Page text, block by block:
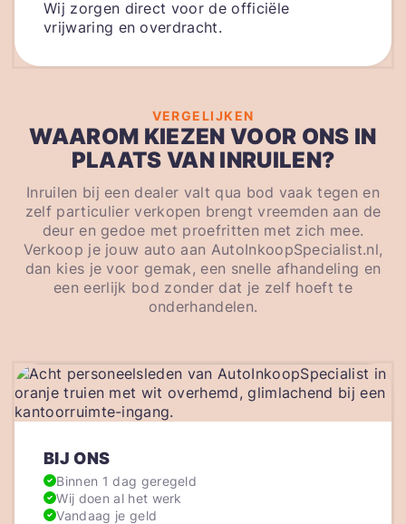
Wij zorgen direct voor de officiële
vrijwaring en overdracht.
VERGELIJKEN
WAAROM KIEZEN VOOR ONS IN
PLAATS VAN INRUILEN?
Inruilen bij een dealer valt qua bod vaak tegen en
zelf particulier verkopen brengt vreemden aan de
deur en gedoe met proefritten met zich mee.
Verkoop je jouw auto aan AutoInkoopSpecialist.nl,
dan kies je voor gemak, een snelle afhandeling en
een eerlijk bod zonder dat je zelf hoeft te
onderhandelen.
BIJ ONS
Binnen 1 dag geregeld
Wij doen al het werk
Vandaag je geld